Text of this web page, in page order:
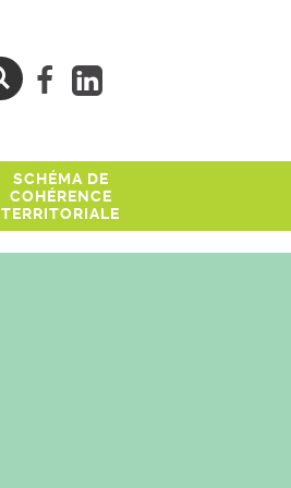
Rechercher Lien facebook
SCHÉMA DE
COHÉRENCE
TERRITORIALE